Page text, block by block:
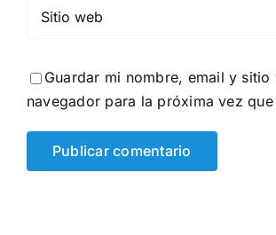
Guardar mi nombre, email y sitio
navegador para la próxima vez